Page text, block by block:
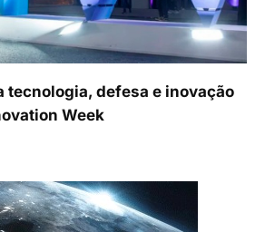
tecnologia, defesa e inovação
Week